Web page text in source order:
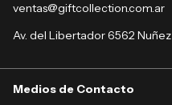
ventas@giftcollection.com.ar
Av. del Libertador 6562 Nuñez
Medios de Contacto